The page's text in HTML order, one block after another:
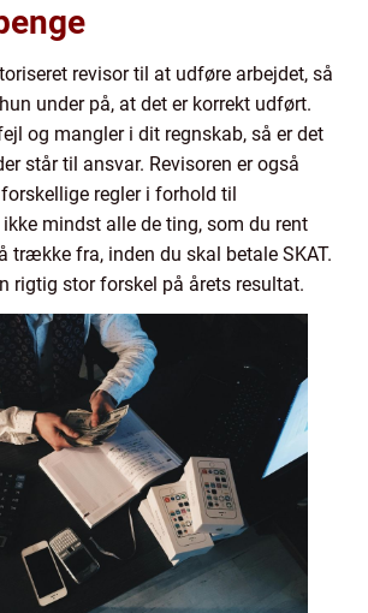
revisor til at udføre arbejdet, så
under på, at det er korrekt udført.
og mangler i dit regnskab, så er det
står til ansvar. Revisoren er også
regler i forhold til
mindst alle de ting, som du rent
trække fra, inden du skal betale SKAT.
rigtig stor forskel på årets resultat.